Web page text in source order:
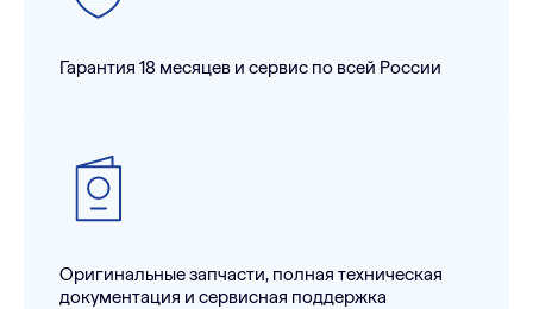
Гарантия 18 месяцев и сервис по всей России
Оригинальные запчасти, полная техническая
документация и сервисная поддержка